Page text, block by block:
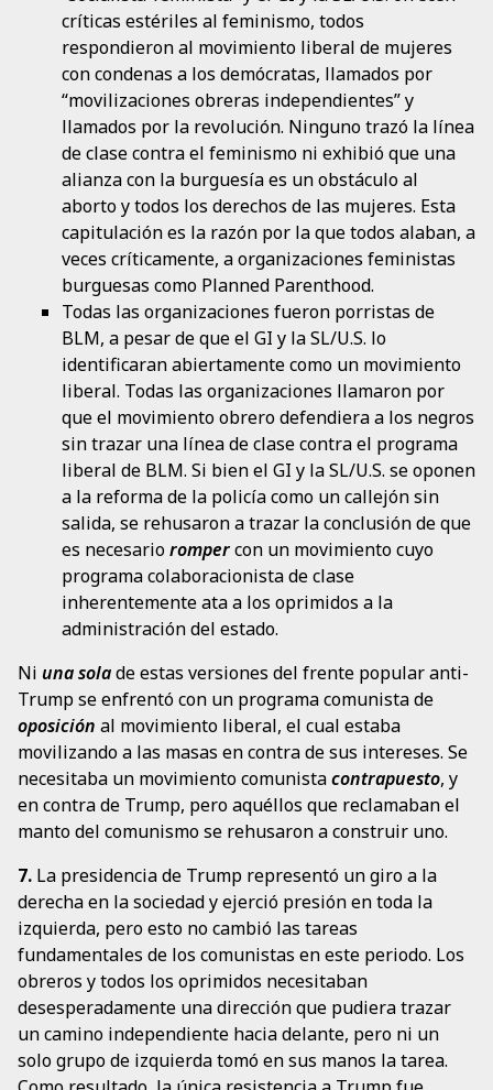
críticas estériles al feminismo, todos
respondieron al movimiento liberal de mujeres
con condenas a los demócratas, llamados por
“movilizaciones obreras independientes” y
llamados por la revolución. Ninguno trazó la línea
de clase contra el feminismo ni exhibió que una
alianza con la burguesía es un obstáculo al
aborto y todos los derechos de las mujeres. Esta
capitulación es la razón por la que todos alaban, a
veces críticamente, a organizaciones feministas
burguesas como Planned Parenthood.
Todas las organizaciones fueron porristas de
BLM, a pesar de que el GI y la SL/U.S. lo
identificaran abiertamente como un movimiento
liberal. Todas las organizaciones llamaron por
que el movimiento obrero defendiera a los negros
sin trazar una línea de clase contra el programa
liberal de BLM. Si bien el GI y la SL/U.S. se oponen
a la reforma de la policía como un callejón sin
salida, se rehusaron a trazar la conclusión de que
es necesariorompercon un movimiento cuyo
programa colaboracionista de clase
inherentemente ata a los oprimidos a la
administración del estado.
Ni una solade estas versiones del frente popular anti-
Trump se enfrentó con un programa comunista de
oposición al movimiento liberal, el cual estaba
movilizando a las masas en contra de sus intereses. Se
necesitaba un movimiento comunistacontrapuesto, y
en contra de Trump, pero aquéllos que reclamaban el
manto del comunismo se rehusaron a construir uno.
7. La presidencia de Trump representó un giro a la
derecha en la sociedad y ejerció presión en toda la
izquierda, pero esto no cambió las tareas
fundamentales de los comunistas en este periodo. Los
obreros y todos los oprimidos necesitaban
desesperadamente una dirección que pudiera trazar
un camino independiente hacia delante, pero ni un
solo grupo de izquierda tomó en sus manos la tarea.